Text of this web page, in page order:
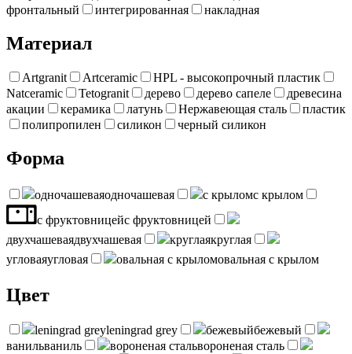
фронтальный
интегрированная накладная
Материал
Artgranit Artceramic
HPL - высокопрочный пластик
Natceramic
Tetogranit дерево дерево сапеле
древесина
акации
керамика латунь Нержавеющая сталь
пластик
полипропилен
силикон черный силикон
Форма
одночашеваяодночашевая с крыломс крылом
с фруктовницейс фруктовницей
двухчашеваядвухчашевая круглаякруглая
угловаяугловая овальная с крыломовальная с крылом
Цвет
leningrad greyleningrad grey бежевыйбежевый
ванильваниль вороненая стальвороненая сталь